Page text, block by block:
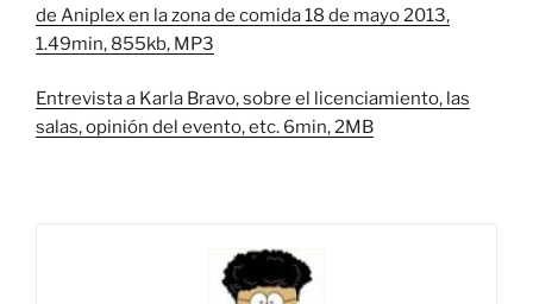
de Aniplex en la zona de comida 18 de mayo 2013,
1.49min, 855kb, MP3
Entrevista a Karla Bravo, sobre el licenciamiento, las
salas, opinión del evento, etc. 6min, 2MB